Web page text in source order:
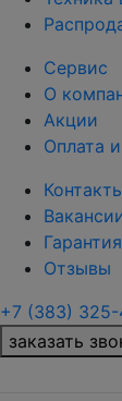
Сервис
О
Акции
Оплата
Гарантия
Отзывы
+7 (383)
заказать